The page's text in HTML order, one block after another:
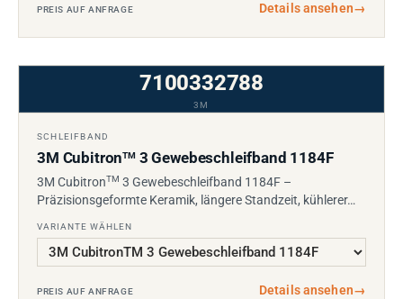
PREIS AUF ANFRAGE Details ansehen→
7100332788
3M
SCHLEIFBAND
3M CubitronTM3 Gewebeschleifband 1184F
3M CubitronTM 3 Gewebeschleifband 1184F –
Präzisionsgeformte Keramik, längere Standzeit, kühlerer…
VARIANTE WÄHLEN
PREIS AUF ANFRAGE Details ansehen→